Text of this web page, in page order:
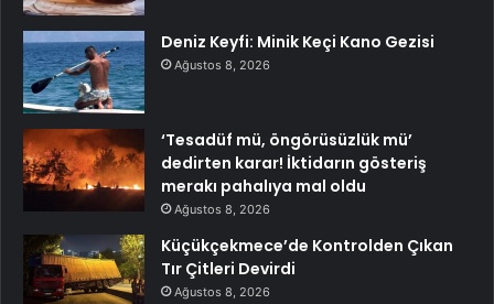
Deniz Keyfi: Minik Keçi Kano Gezisi
Ağustos 8, 2026
‘Tesadüf mü, öngörüsüzlük mü’
dedirten karar! İktidarın gösteriş
merakı pahalıya mal oldu
Ağustos 8, 2026
Küçükçekmece’de Kontrolden Çıkan
Tır Çitleri Devirdi
Ağustos 8, 2026